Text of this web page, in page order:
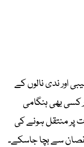
اور ندی نالوں کے
کسی بھی ہنگامی
پر منتقل ہونے کی
سے بچا جاسکے۔